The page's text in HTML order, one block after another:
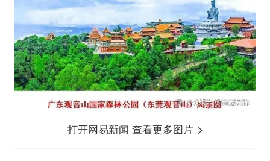
打开网易新闻 查看更多图片